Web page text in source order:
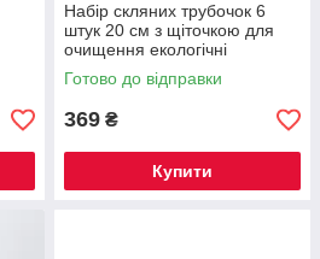
Набір скляних трубочок 6
штук 20 см з щіточкою для
очищення екологічні
соломинки для коктейлів
напоїв HP-34-123
Готово до відправки
369 ₴
Купити